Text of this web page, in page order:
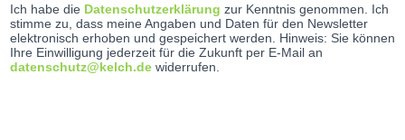
Ich habe die Datenschutzerklärung zur Kenntnis genommen. Ich
stimme zu, dass meine Angaben und Daten für den Newsletter
elektronisch erhoben und gespeichert werden. Hinweis: Sie können
Ihre Einwilligung jederzeit für die Zukunft per E-Mail an
datenschutz@kelch.de widerrufen.